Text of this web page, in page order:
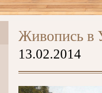
Живопись в
13.02.2014